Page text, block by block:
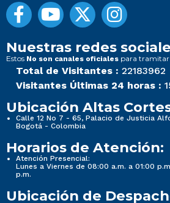
Nuestras redes
Estos No son canales oficiales para tramitar
Total de Visitantes : 22183962
Visitantes Últimas 24 horas :
Ubicación Altas
Calle 12 No 7 - 65, Palacio de Justicia
Bogotá - Colombia
Horarios de Atención:
Atención Presencial:
Lunes a Viernes de 08:00 a.m. a 01:00
p.m.
Ubicación de